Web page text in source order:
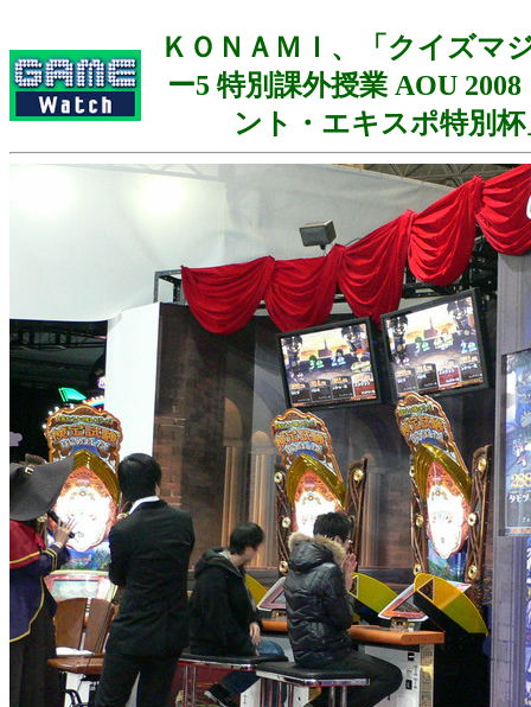
ＫＯＮＡＭＩ、「クイズマ
ー5 特別課外授業 AOU
ント・エキスポ特別